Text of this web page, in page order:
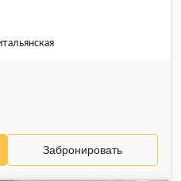
Забронировать